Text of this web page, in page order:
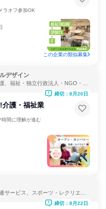
ラオフ参加OK
この企業の類似募集
デザイン
、福祉・独立行政法人・NGO・N
介護・福祉業
間に理解が進む
締切：8月20日
サービス、スポーツ・レクリエー
締切：8月22日